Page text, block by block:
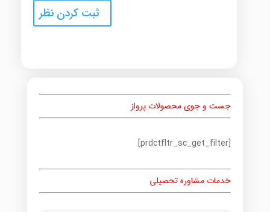
جست و جوی محصولات پرواز
[prdctfltr_sc_get_filter]
خدمات مشاوره تحصیلی